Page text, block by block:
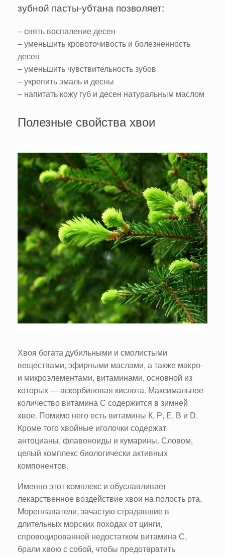
зубной пасты-убтана позволяет:
– снять воспаление десен
– уменьшить кровоточивость и болезненность
десен
– уменьшить чувствительность зубов
– укрепить эмаль и десны
– напитать кожу губ и десен натуральным маслом
Полезные свойства хвои
Хвоя богата дубильными и смолистыми
веществами, эфирными маслами, а также макро-
и микроэлементами, витаминами, основной из
которых — аскорбиновая кислота. Максимальное
количество витамина С содержится в зимней
хвое. Помимо него есть витамины К, Р, Е, В и D.
Кроме того хвойные иголочки содержат
антоцианы, флавоноиды и кумарины. Словом,
целый комплекс биологически активных
компонентов.
Именно этот комплекс и обуславливает
лекарственное воздействие хвои на полость рта.
Мореплаватели, зачастую страдавшие в
длительных морских походах от цинги,
спровоцированной недостатком витамина С,
брали хвою с собой, чтобы предотвратить